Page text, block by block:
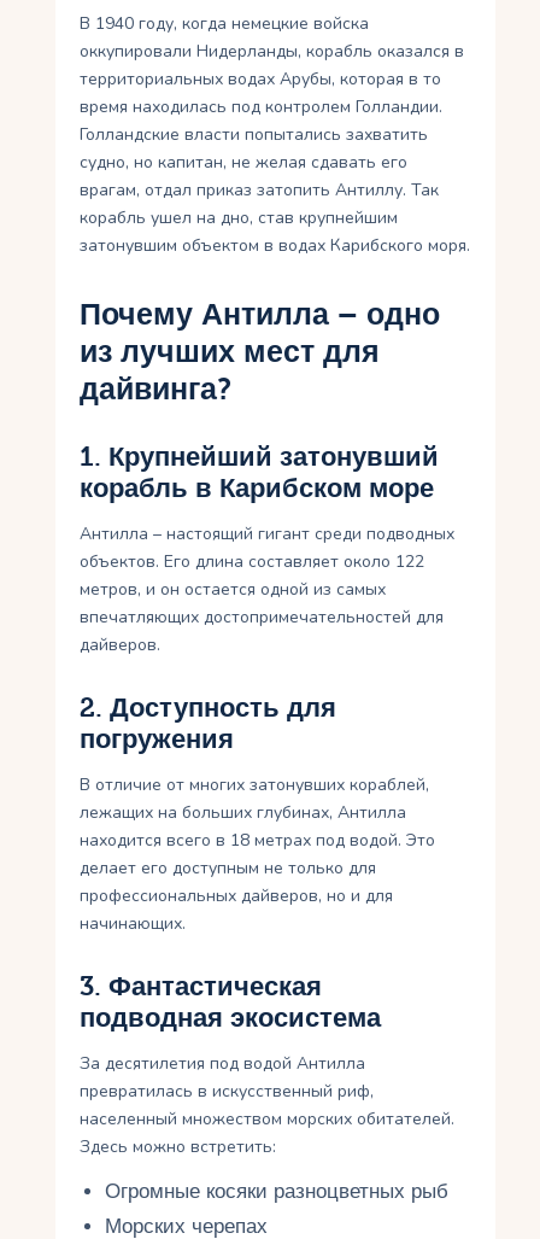
В 1940 году, когда немецкие войска
оккупировали Нидерланды, корабль оказался в
территориальных водах Арубы, которая в то
время находилась под контролем Голландии.
Голландские власти попытались захватить
судно, но капитан, не желая сдавать его
врагам, отдал приказ затопить Антиллу. Так
корабль ушел на дно, став крупнейшим
затонувшим объектом в водах Карибского моря.
Почему Антилла – одно
из лучших мест для
дайвинга?
1. Крупнейший затонувший
корабль в Карибском море
Антилла – настоящий гигант среди подводных
объектов. Его длина составляет около 122
метров, и он остается одной из самых
впечатляющих достопримечательностей для
дайверов.
2. Доступность для
погружения
В отличие от многих затонувших кораблей,
лежащих на больших глубинах, Антилла
находится всего в 18 метрах под водой. Это
делает его доступным не только для
профессиональных дайверов, но и для
начинающих.
3. Фантастическая
подводная экосистема
За десятилетия под водой Антилла
превратилась в искусственный риф,
населенный множеством морских обитателей.
Здесь можно встретить:
Огромные косяки разноцветных рыб
Морских черепах